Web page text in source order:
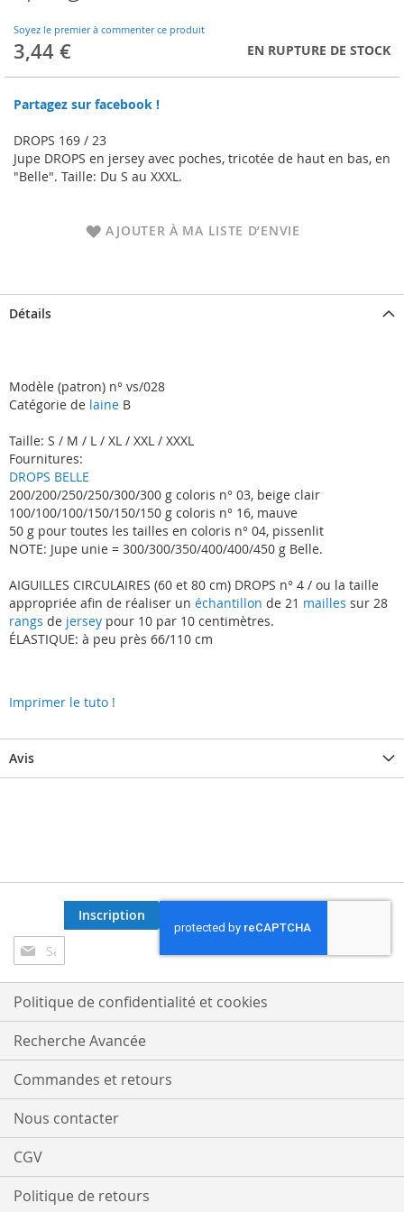
Soyez le premier à commenter ce produit
3,44 € EN RUPTURE DE STOCK
Partagez sur facebook !
DROPS 169 / 23
Jupe DROPS en jersey avec poches, tricotée de haut en bas, en
"Belle". Taille: Du S au XXXL.
AJOUTER À MA LISTE D’ENVIE
beginning
of
the
gallery
Détails
Modèle (patron) n° vs/028
Catégorie de laine B
Taille: S / M / L / XL / XXL / XXXL
Fournitures:
DROPS BELLE
200/200/250/250/300/300 g coloris n° 03, beige clair
100/100/100/150/150/150 g coloris n° 16, mauve
50 g pour toutes les tailles en coloris n° 04, pissenlit
NOTE: Jupe unie = 300/300/350/400/400/450 g Belle.
AIGUILLES CIRCULAIRES (60 et 80 cm) DROPS n° 4 / ou la taille
appropriée afin de réaliser un échantillon de 21 mailles sur 28
rangs de jersey pour 10 par 10 centimètres.
ÉLASTIQUE: à peu près 66/110 cm
Imprimer le tuto !
Avis
Inscription
à
notre
lettre
d’information
:
Inscription
Politique de confidentialité et cookies
Recherche Avancée
Commandes et retours
Nous contacter
CGV
Politique de retours